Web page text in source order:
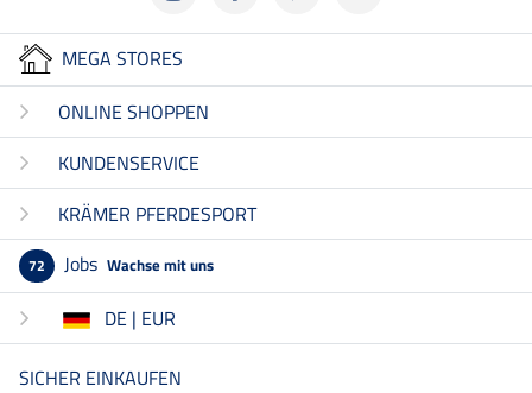
MEGA STORES
ONLINE SHOPPEN
KUNDENSERVICE
KRÄMER PFERDESPORT
72 Jobs Wachse mit uns
DE | EUR
SICHER EINKAUFEN